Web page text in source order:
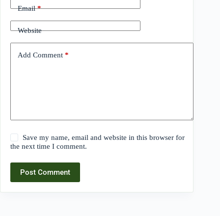
Email*
Website
Add Comment *
Save my name, email and website in this browser for
the next time I comment.
Post Comment